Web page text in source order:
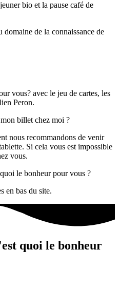
bio et la pause café de
de la connaissance de
vous? avec le jeu de cartes, les
Peron.
billet chez moi ?
nous recommandons de venir
Si cela vous est impossible
vous.
le bonheur pour vous ?
en bas du site.
quoi le bonheur